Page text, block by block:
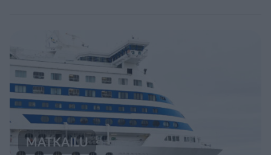
MATKAILU